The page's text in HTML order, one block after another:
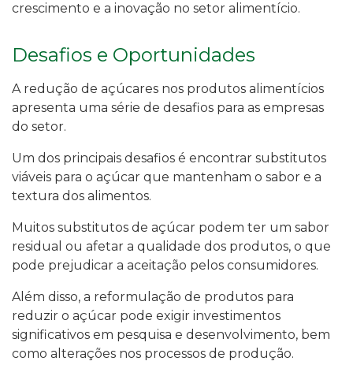
crescimento e a inovação no setor alimentício.
Desafios e Oportunidades
A redução de açúcares nos produtos alimentícios
apresenta uma série de desafios para as empresas
do setor.
Um dos principais desafios é encontrar substitutos
viáveis para o açúcar que mantenham o sabor e a
textura dos alimentos.
Muitos substitutos de açúcar podem ter um sabor
residual ou afetar a qualidade dos produtos, o que
pode prejudicar a aceitação pelos consumidores.
Além disso, a reformulação de produtos para
reduzir o açúcar pode exigir investimentos
significativos em pesquisa e desenvolvimento, bem
como alterações nos processos de produção.